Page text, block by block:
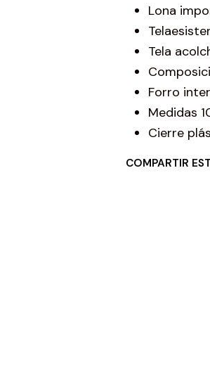
Lona
Tela
Forro
Medidas
Cierre
COMPARTIR